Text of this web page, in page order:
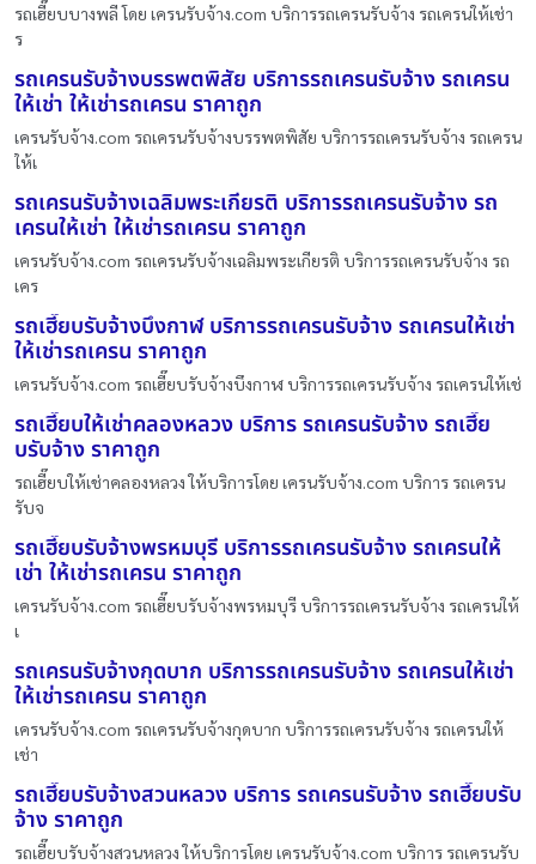
รถเฮี๊ยบบางพลี โดย เครนรับจ้าง.com บริการรถเครนรับจ้าง รถเครนให้เช่า
ร
รถเครนรับจ้างบรรพตพิสัย บริการรถเครนรับจ้าง รถเครน
ให้เช่า ให้เช่ารถเครน ราคาถูก
เครนรับจ้าง.com รถเครนรับจ้างบรรพตพิสัย บริการรถเครนรับจ้าง รถเครน
ให้เ
รถเครนรับจ้างเฉลิมพระเกียรติ บริการรถเครนรับจ้าง รถ
เครนให้เช่า ให้เช่ารถเครน ราคาถูก
เครนรับจ้าง.com รถเครนรับจ้างเฉลิมพระเกียรติ บริการรถเครนรับจ้าง รถ
เคร
รถเฮี๊ยบรับจ้างบึงกาฬ บริการรถเครนรับจ้าง รถเครนให้เช่า
ให้เช่ารถเครน ราคาถูก
เครนรับจ้าง.com รถเฮี๊ยบรับจ้างบึงกาฬ บริการรถเครนรับจ้าง รถเครนให้เช่
รถเฮี๊ยบให้เช่าคลองหลวง บริการ รถเครนรับจ้าง รถเฮี๊ย
บรับจ้าง ราคาถูก
รถเฮี๊ยบให้เช่าคลองหลวง ให้บริการโดย เครนรับจ้าง.com บริการ รถเครน
รับจ
รถเฮี๊ยบรับจ้างพรหมบุรี บริการรถเครนรับจ้าง รถเครนให้
เช่า ให้เช่ารถเครน ราคาถูก
เครนรับจ้าง.com รถเฮี๊ยบรับจ้างพรหมบุรี บริการรถเครนรับจ้าง รถเครนให้
เ
รถเครนรับจ้างกุดบาก บริการรถเครนรับจ้าง รถเครนให้เช่า
ให้เช่ารถเครน ราคาถูก
เครนรับจ้าง.com รถเครนรับจ้างกุดบาก บริการรถเครนรับจ้าง รถเครนให้
เช่า
รถเฮี๊ยบรับจ้างสวนหลวง บริการ รถเครนรับจ้าง รถเฮี๊ยบรับ
จ้าง ราคาถูก
รถเฮี๊ยบรับจ้างสวนหลวง ให้บริการโดย เครนรับจ้าง.com บริการ รถเครนรับ